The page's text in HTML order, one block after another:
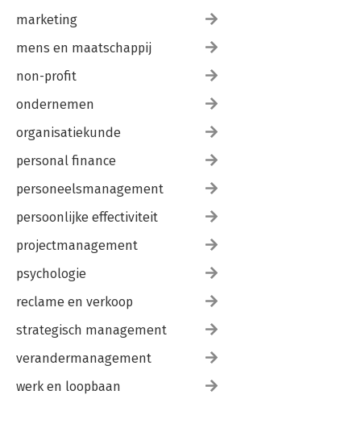
marketing
mens en maatschappij
non-profit
ondernemen
organisatiekunde
personal finance
personeelsmanagement
persoonlijke effectiviteit
projectmanagement
psychologie
reclame en verkoop
strategisch management
verandermanagement
werk en loopbaan